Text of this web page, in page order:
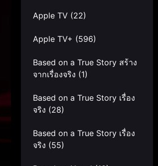
Apple TV (22)
Apple TV+ (596)
Based on a True Story สร้าง
จากเรื่องจริง (1)
Based on a True Story เรื่อง
จริง (28)
Based on a True Story เรื่อง
จริง (55)